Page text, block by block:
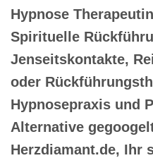
Hypnose
Spirituelle
Jenseitskontakte,
oder
Hypnosepraxis und
Alternative
Herzdiamant.de, Ihr